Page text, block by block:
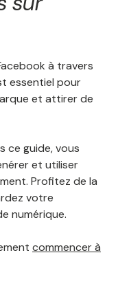
à travers
essentiel pour
et attirer de
ce guide, vous
et utiliser
Profitez de la
votre
numérique.
commencer à